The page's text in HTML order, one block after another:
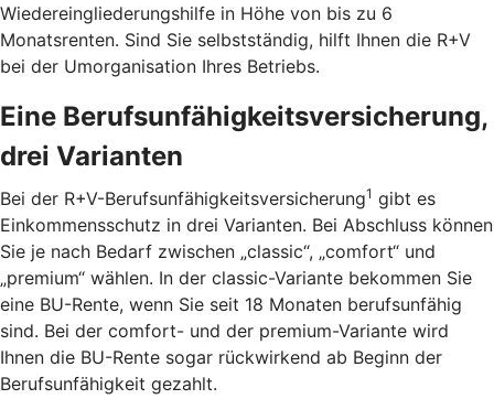
Wiedereingliederungshilfe in Höhe von bis zu 6
Monatsrenten. Sind Sie selbstständig, hilft Ihnen die R+V
bei der Umorganisation Ihres Betriebs.
Eine Berufsunfähigkeitsversicherung,
drei Varianten
Bei der R+V-Berufsunfähigkeitsversicherung1 gibt es
Einkommensschutz in drei Varianten. Bei Abschluss können
Sie je nach Bedarf zwischen „classic“, „comfort“ und
„premium“ wählen. In der classic-Variante bekommen Sie
eine BU-Rente, wenn Sie seit 18 Monaten berufsunfähig
sind. Bei der comfort- und der premium-Variante wird
Ihnen die BU-Rente sogar rückwirkend ab Beginn der
Berufsunfähigkeit gezahlt.